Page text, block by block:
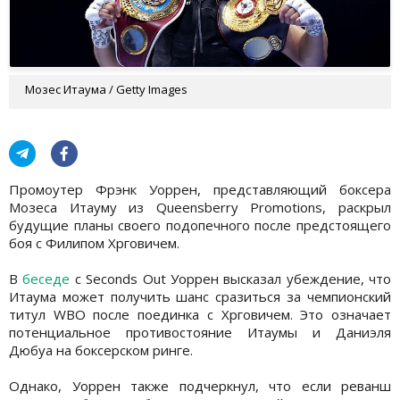
Мозес Итаума / Getty Images
Промоутер Фрэнк Уоррен, представляющий боксера
Мозеса Итауму из Queensberry Promotions, раскрыл
будущие планы своего подопечного после предстоящего
боя с Филипом Хрговичем.
Вбеседе с Seconds Out Уоррен высказал убеждение, что
Итаума может получить шанс сразиться за чемпионский
титул WBO после поединка с Хрговичем. Это означает
потенциальное противостояние Итаумы и Даниэля
Дюбуа на боксерском ринге.
Однако, Уоррен также подчеркнул, что если реванш